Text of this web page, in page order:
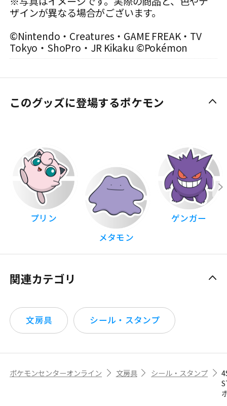
ザインが異なる場合がございます。
©Nintendo・Creatures・GAME FREAK・TV
Tokyo・ShoPro・JR Kikaku ©Pokémon
このグッズに登場するポケモン
プリン
メタモン
ゲンガー
関連カテゴリ
文房具 シール・スタンプ
ポケモンセンターオンライン 文房具 シール・スタンプ